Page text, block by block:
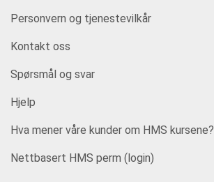
Personvern og tjenestevilkår
Kontakt oss
Spørsmål og svar
Hjelp
Hva mener våre kunder om HMS kursene?
Nettbasert HMS perm (login)